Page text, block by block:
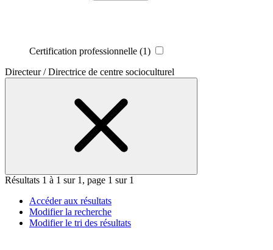
Certification professionnelle (1)
Directeur / Directrice de centre socioculturel
Résultats 1 à 1 sur 1, page 1 sur 1
Accéder aux résultats
Modifier la recherche
Modifier le tri des résultats